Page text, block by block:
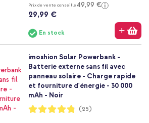
Prix de vente conseillé49,99 €
29,99 €
En stock
imoshion Solar Powerbank -
Batterie externe sans fil avec
panneau solaire - Charge rapide
et fourniture d'énergie - 30 000
mAh - Noir
Notation:
96%
(25)